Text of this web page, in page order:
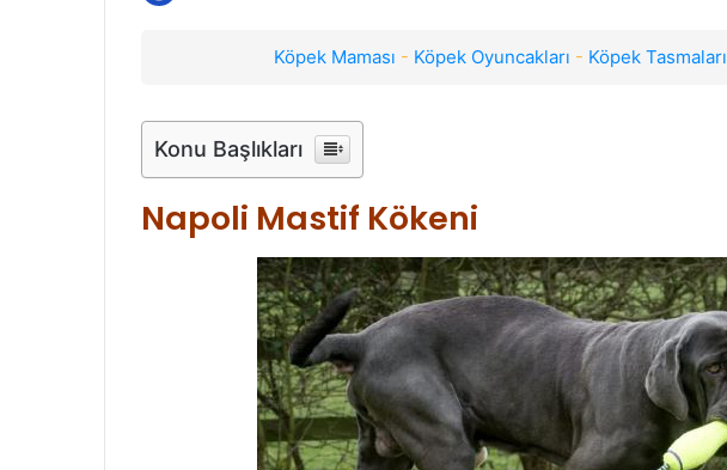
Köpek Maması - Köpek Oyuncakları - Köpek Tasmaları
Konu Başlıkları
Napoli Mastif Kökeni